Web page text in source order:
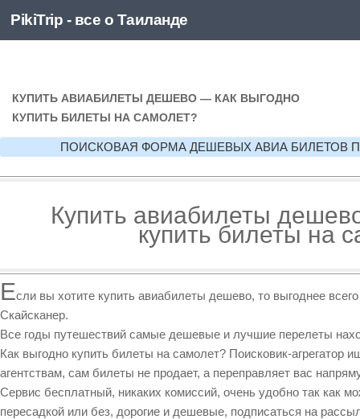
Перейти к содержимому
PikiTrip - все о Таиланде
PikiTrip - все о Таиланде
КУПИТЬ АВИАБИЛЕТЫ ДЕШЕВО — КАК ВЫГОДНО
КУПИТЬ БИЛЕТЫ НА САМОЛЕТ?
ПОИСКОВАЯ ФОРМА ДЕШЕВЫХ АВИА БИЛЕТОВ
Купить авиабилеты
купить билеты на
Если вы хотите купить авиабилеты дешево, то выгоднее
Скайсканер.
Все годы путешествий самые дешевые и лучшие перелеты
Как выгодно купить билеты на самолет? Поисковик-агрегатор
агентствам, сам билеты не продает, а переправляет вас
Сервис бесплатный, никаких комиссий, очень удобно так как
пересадкой или без, дорогие и дешевые, подписаться на